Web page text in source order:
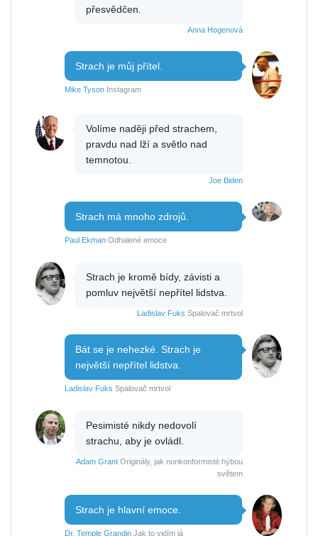
přesvědčen.
Anna Hogenová
Strach je můj přítel.
Mike Tyson Instagram
Volíme naději před strachem,
pravdu nad lží a světlo nad
temnotou.
Joe Biden
Strach má mnoho zdrojů.
Paul Ekman Odhalené emoce
Strach je kromě bídy, závisti a
pomluv největší nepřítel lidstva.
Ladislav Fuks Spalovač mrtvol
Bát se je nehezké. Strach je
největší nepřítel lidstva.
Ladislav Fuks Spalovač mrtvol
Pesimisté nikdy nedovolí
strachu, aby je ovládl.
Adam Grant Originály, jak nonkonformisté hýbou
světem
Strach je hlavní emoce.
Dr. Temple Grandin Jak to vidím já